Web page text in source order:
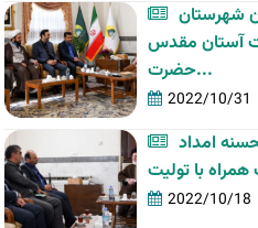
شهرستان
آستان مقدس
حضرت...
2022/10/31
امداد
2022/10/18